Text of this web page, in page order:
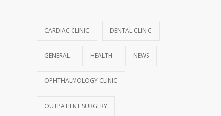
CARDIAC CLINIC DENTAL CLINIC
GENERAL HEALTH NEWS
OPHTHALMOLOGY CLINIC
OUTPATIENT SURGERY